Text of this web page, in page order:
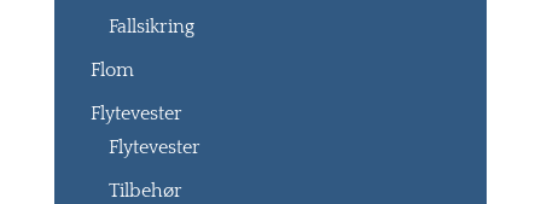
Fallsikring
Flom
Flytevester
Flytevester
Tilbehør